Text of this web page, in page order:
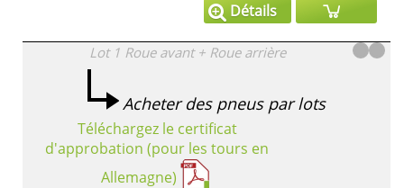
Détails
Lot 1 Roue avant + Roue arrière
Acheter des pneus par lots
Téléchargez le certificat
d'approbation (pour les tours en
Allemagne)